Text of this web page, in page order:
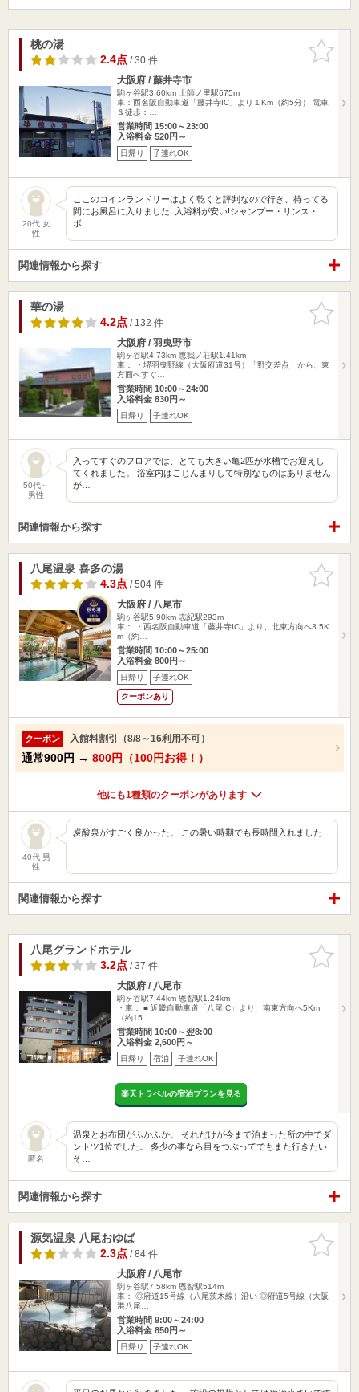
お気に入
りに追加
桃の湯
2.4点/ 30 件
大阪府 / 藤井寺市
駒ヶ谷駅3.60km 土師ノ里駅675m
車：西名阪自動車道「藤井寺IC」より１Km（約5分） 電車
＆徒歩：…
営業時間 15:00～23:00
入浴料金 520円～
日帰り 子連れOK
20代 女
性
ここのコインランドリーはよく乾くと評判なので行き、待ってる
間にお風呂に入りました! 入浴料が安い!シャンプー・リンス・
ボ…
関連情報から探す
お気に入
りに追加
華の湯
4.2点/ 132 件
大阪府 / 羽曳野市
駒ヶ谷駅4.73km 恵我ノ荘駅1.41km
車： ・堺羽曳野線（大阪府道31号）「野交差点」から、東
方面へすぐ…
営業時間 10:00～24:00
入浴料金 830円～
日帰り 子連れOK
50代～
男性
入ってすぐのフロアでは、とても大きい亀2匹が水槽でお迎えし
てくれました。 浴室内はこじんまりして特別なものはありません
が…
関連情報から探す
お気に入
りに追加
八尾温泉 喜多の湯
4.3点/ 504 件
大阪府 / 八尾市
駒ヶ谷駅5.90km 志紀駅293m
車： ・西名阪自動車道「藤井寺IC」より、北東方向へ3.5K
m（約…
営業時間 10:00～25:00
入浴料金 800円～
日帰り 子連れOK
クーポンあり
クーポン 入館料割引（8/8～16利用不可）
通常900円 → 800円（100円お得！）
他にも1種類のクーポンがあります
40代 男
性
炭酸泉がすごく良かった。 この暑い時期でも長時間入れました
関連情報から探す
お気に入
りに追加
八尾グランドホテル
3.2点/ 37 件
大阪府 / 八尾市
駒ヶ谷駅7.44km 恩智駅1.24km
・車： ■ 近畿自動車道「八尾IC」より、南東方向へ5Km
（約15…
営業時間 10:00～翌8:00
入浴料金 2,600円～
日帰り 宿泊 子連れOK
楽天トラベルの宿泊プランを見る
匿名
温泉とお布団がふかふか。 それだけが今まで泊まった所の中でダ
ントツ1位でした。 多少の事なら目をつぶってでもまた行きたい
そ…
関連情報から探す
お気に入
りに追加
源気温泉 八尾おゆば
2.3点/ 84 件
大阪府 / 八尾市
駒ヶ谷駅7.58km 恩智駅514m
車： ◎府道15号線（八尾茨木線）沿い ◎府道5号線（大阪
港八尾…
営業時間 9:00～24:00
入浴料金 850円～
日帰り 子連れOK